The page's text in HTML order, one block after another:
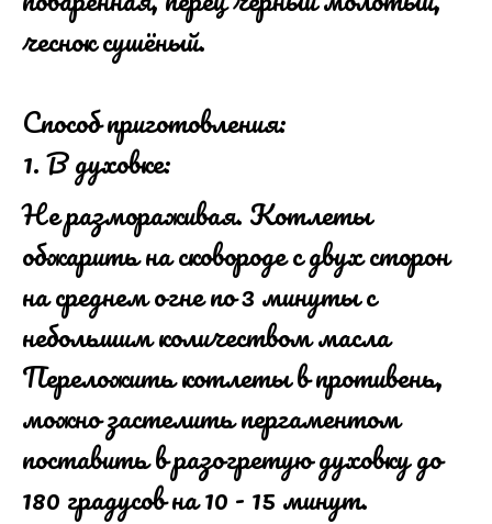
чеснок сушёный.
Способ приготовления:
В духовке:
Не размораживая. Котлеты
обжарить на сковороде с двух сторон
на среднем огне по 3 минуты с
небольшим количеством масла
Переложить котлеты в противень,
можно застелить пергаментом
поставить в разогретую духовку до
180 градусов на 10 - 15 минут.